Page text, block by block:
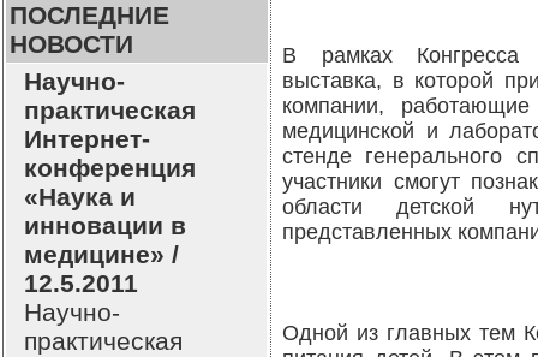
ПОСЛЕДНИЕ
НОВОСТИ
Научно-
практическая
Интернет-
конференция
«Наука и
инновации в
медицине» /
12.5.2011
Научно-
практическая
В рамках Конгресса
выставка, в которой
компании,
медицинской и
стенде генерального
участники смогут
области детской
представленных
Одной из главных тем